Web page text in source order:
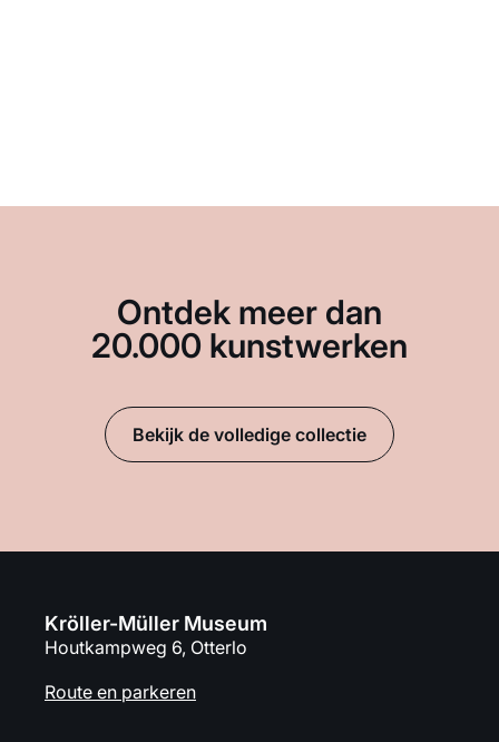
Ontdek meer dan
20.000 kunstwerken
Bekijk de volledige collectie
Kröller-Müller Museum
Houtkampweg 6, Otterlo
Route en parkeren